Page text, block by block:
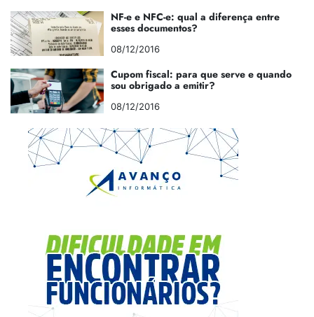
NF-e e NFC-e: qual a diferença entre
esses documentos?
08/12/2016
Cupom fiscal: para que serve e quando
sou obrigado a emitir?
08/12/2016